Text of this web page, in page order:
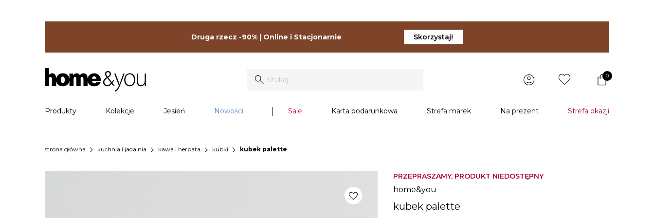
Druga rzecz -90% | Online i Stacjonarnie Skorzystaj!
0
Produkty Kolekcje Jesień Nowości Sale Karta podarunkowa Strefa marek Na prezent Strefa okazji
strona główna chevron_right kuchnia i jadalnia chevron_right kawa i herbata chevron_right kubki chevron_right kubek palette
PRZEPRASZAMY, PRODUKT NIEDOSTĘPNY
home&you
kubek palette
favorite